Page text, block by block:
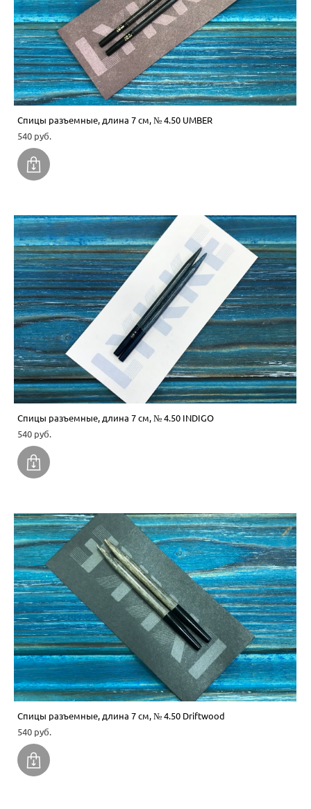
Спицы разъемные, длина 7 см, № 4.50 UMBER
540 pуб.
Спицы разъемные, длина 7 см, № 4.50 INDIGO
540 pуб.
Спицы разъемные, длина 7 см, № 4.50 Driftwood
540 pуб.